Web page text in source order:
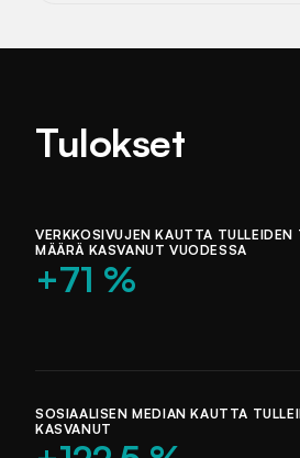
Tulokset
VERKKOSIVUJEN KAUTTA
MÄÄRÄ KASVANUT VUODESSA
+71 %
SOSIAALISEN MEDIAN KAUTTA
KASVANUT